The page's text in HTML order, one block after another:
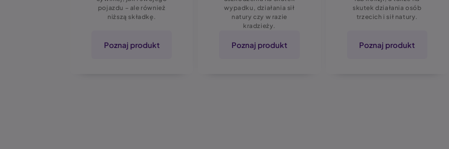
pojazdu – ale również
niższą składkę.
Poznaj produkt
wypadku, działania sił
natury czy w razie
kradzieży.
Poznaj produkt
skutek działania osób
trzecich i sił natury.
Poznaj produkt